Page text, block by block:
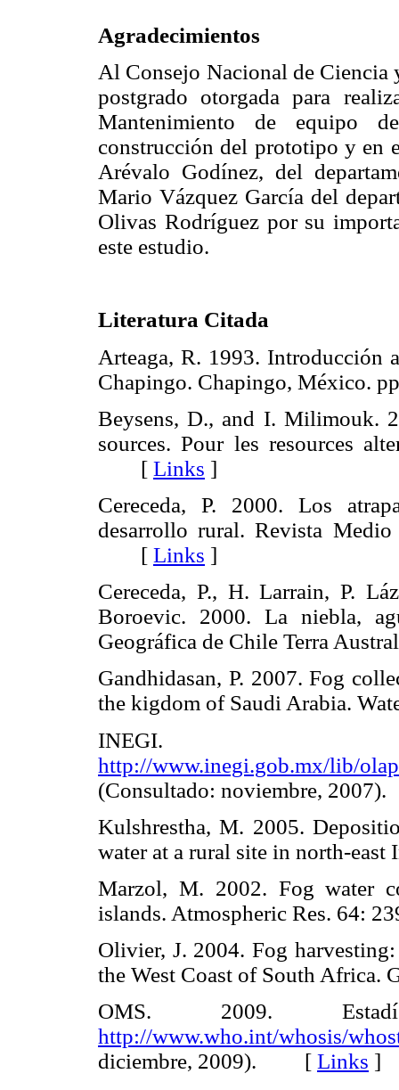
Agradecimientos
Al Consejo Nacional de
postgrado otorgada para
Mantenimiento de equipo
construcción del prototipo y en
Arévalo Godínez, del
Mario Vázquez García del
Olivas Rodríguez por su
este estudio.
Literatura Citada
Arteaga, R. 1993. Introducción
Chapingo. Chapingo,
Beysens, D., and I. Milimouk.
sources. Pour les resources
[ Links ]
Cereceda, P. 2000. Los
desarrollo rural. Revista
[ Links ]
Cereceda, P., H. Larrain, P.
Boroevic. 2000. La niebla,
Geográfica de Chile Terra
Gandhidasan, P. 2007. Fog
the kigdom of Saudi Arabia.
http://www.inegi.gob.mx/lib/
(Consultado: noviembre,
Kulshrestha, M. 2005.
water at a rural site in north-
Marzol, M. 2002. Fog water
islands. Atmospheric Res.
Olivier, J. 2004. Fog
the West Coast of South
OMS. 2009.
http://www.who.int/whosis/
diciembre, 2009). [ Links ]